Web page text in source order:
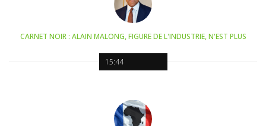
15:44
CARNET NOIR : ALAIN MALONG, FIGURE DE L'INDUSTRIE, N'EST PLUS